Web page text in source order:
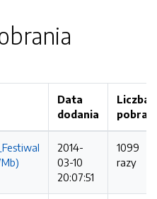
Data
dodania
Liczba
pobrań
2014-
03-10
20:07:51
1099
razy